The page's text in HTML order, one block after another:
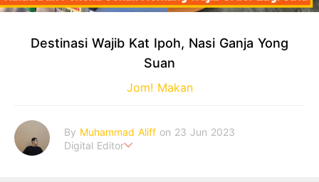
Destinasi Wajib Kat Ipoh, Nasi Ganja Yong
Suan
Jom! Makan
By Muhammad Aliff on 23 Jun 2023
Digital Editor